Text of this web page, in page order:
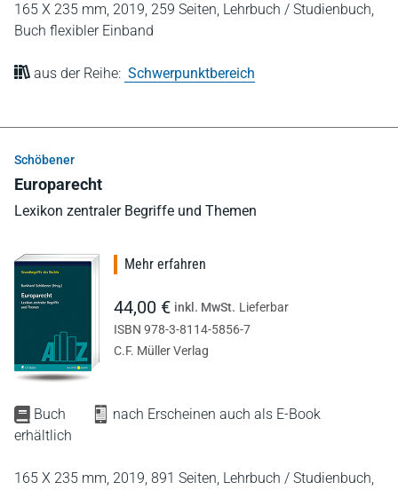
165 X 235 mm, 2019, 259 Seiten, Lehrbuch / Studienbuch,
Buch flexibler Einband
aus der Reihe: Schwerpunktbereich
Schöbener
Europarecht
Lexikon zentraler Begriffe und Themen
Buch
nach Erscheinen auch als E-Book
erhältlich
165 X 235 mm, 2019, 891 Seiten, Lehrbuch / Studienbuch,
Mehr erfahren
44,00 € inkl. MwSt. Lieferbar
ISBN 978-3-8114-5856-7
C.F. Müller Verlag